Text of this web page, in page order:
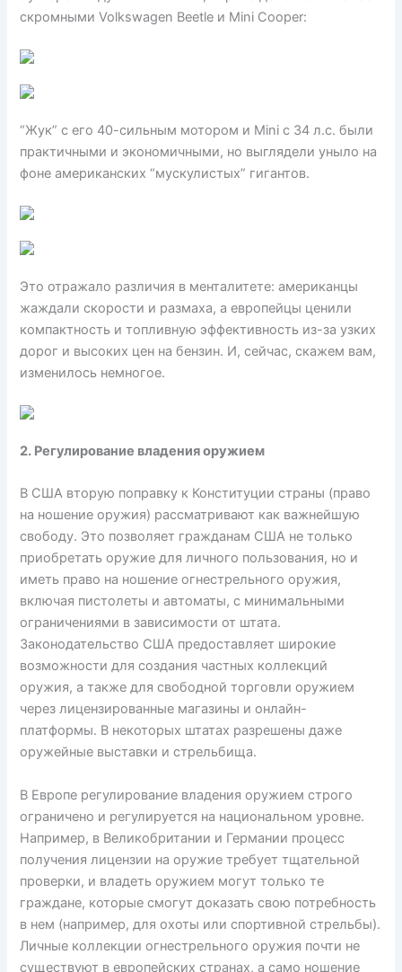
скромными Volkswagen Beetle и Mini Cooper:
“Жук” с его 40-сильным мотором и Mini с 34 л.с. были
практичными и экономичными, но выглядели уныло на
фоне американских “мускулистых” гигантов.
Это отражало различия в менталитете: американцы
жаждали скорости и размаха, а европейцы ценили
компактность и топливную эффективность из-за узких
дорог и высоких цен на бензин. И, сейчас, скажем вам,
изменилось немногое.
2. Регулирование владения оружием
В США вторую поправку к Конституции страны (право
на ношение оружия) рассматривают как важнейшую
свободу. Это позволяет гражданам США не только
приобретать оружие для личного пользования, но и
иметь право на ношение огнестрельного оружия,
включая пистолеты и автоматы, с минимальными
ограничениями в зависимости от штата.
Законодательство США предоставляет широкие
возможности для создания частных коллекций
оружия, а также для свободной торговли оружием
через лицензированные магазины и онлайн-
платформы. В некоторых штатах разрешены даже
оружейные выставки и стрельбища.
В Европе регулирование владения оружием строго
ограничено и регулируется на национальном уровне.
Например, в Великобритании и Германии процесс
получения лицензии на оружие требует тщательной
проверки, и владеть оружием могут только те
граждане, которые смогут доказать свою потребность
в нем (например, для охоты или спортивной стрельбы).
Личные коллекции огнестрельного оружия почти не
существуют в европейских странах, а само ношение